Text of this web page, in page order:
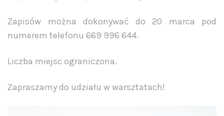
Zapisów można dokonywać do 20 marca pod
numerem telefonu 669 996 644.
Liczba miejsc ograniczona.
Zapraszamy do udziału w warsztatach!